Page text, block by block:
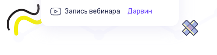
Запись вебинара
Дарвин